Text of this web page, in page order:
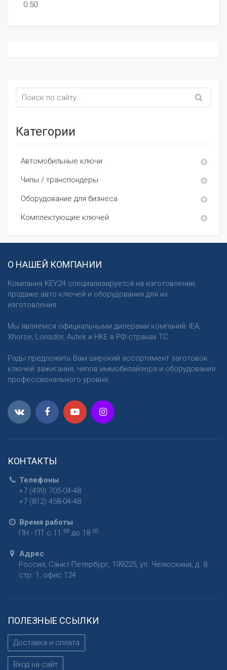
0.50
Категории
Автомобильные ключи
Чипы / транспондеры
Оборудование для бизнеса
Комплектующие ключей
О НАШЕЙ КОМПАНИИ
Компания KEY24 специализируется на изготовлении,
продаже авто ключей и оборудования для их
изготовления.
Мы являемся официальными дилерами компаний: IEA,
Xhorse, Lonsdor, Autek и HKE в РФ странах ТС.
Рады предложить Вам широкий ассортимент заготовок
ключей зажигания, чипов иммобилайзера и оборудования
профессионального уровня.
КОНТАКТЫ
Телефоны
+7 (499) 705-04-48
+7 (812) 458-04-48
Время работы
ПН - ПТ с 11
00 до 18 00
Адрес
Россия, Санкт-Петербург, 199225, ул. Челюскина, д. 8,
стр. 1, офис 124
ПОЛЕЗНЫЕ ССЫЛКИ
Доставка и оплата
Вход на сайт